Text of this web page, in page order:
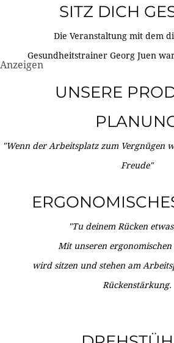
SITZ DICH
Die Veranstaltung mit dem
Gesundheitstrainer Georg Juen
Anzeigen
UNSERE
"Wenn der Arbeitsplatz zum Vergnügen
Freude"
"Tu deinem Rücken
Mit unseren ergonomischen
wird sitzen und stehen am
Rückenstärkung.